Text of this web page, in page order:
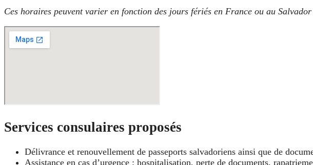
Ces horaires peuvent varier en fonction des jours fériés en France ou au
Services consulaires proposés
Délivrance et renouvellement de passeports salvadoriens ainsi que de
Assistance en cas d’urgence : hospitalisation, perte de documents,